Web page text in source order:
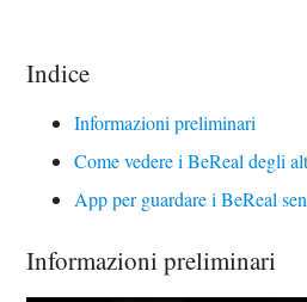
Indice
Informazioni preliminari
Come vedere i BeReal degli
App per guardare i BeReal
Informazioni preliminari